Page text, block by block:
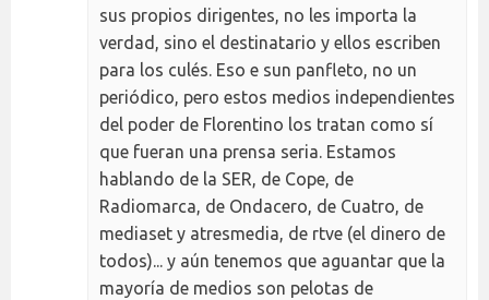
sus propios dirigentes, no les importa la
verdad, sino el destinatario y ellos escriben
para los culés. Eso e sun panfleto, no un
periódico, pero estos medios independientes
del poder de Florentino los tratan como sí
que fueran una prensa seria. Estamos
hablando de la SER, de Cope, de
Radiomarca, de Ondacero, de Cuatro, de
mediaset y atresmedia, de rtve (el dinero de
todos)... y aún tenemos que aguantar que la
mayoría de medios son pelotas de